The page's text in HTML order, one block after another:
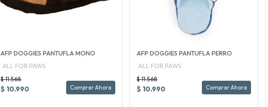
AFP DOGGIES PANTUFLA MONO
ALL FOR PAWS
$ 11.568
$ 10.990 Comprar Ahora
AFP DOGGIES PANTUFLA PERRO
ALL FOR PAWS
$ 11.568
$ 10.990 Comprar Ahora